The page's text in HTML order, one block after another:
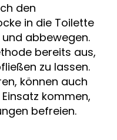
den
in die Toilette
abbewegen.
bereits aus,
zu lassen.
können auch
kommen,
befreien.